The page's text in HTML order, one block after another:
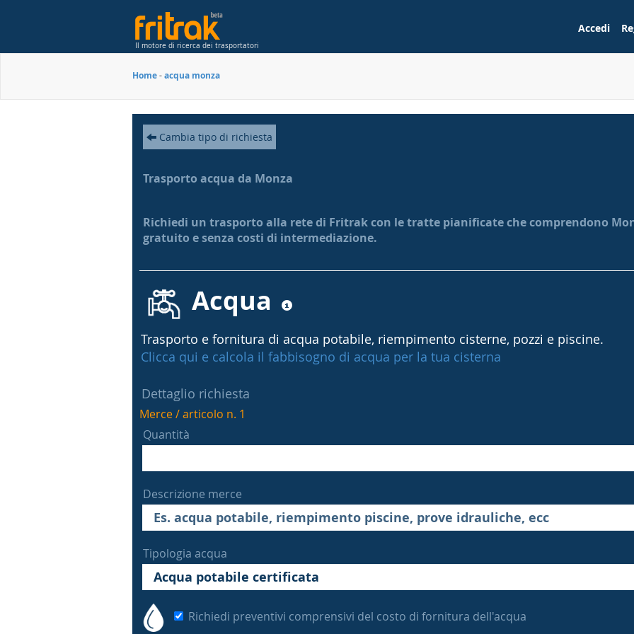
Il motore di ricerca dei trasportatori
Accedi
Home-acqua monza
Cambia tipo di richiesta
Trasporto acqua da Monza
Richiedi un trasporto alla rete di Fritrak con le tratte pianificate che comprendono
gratuito e senza costi di intermediazione.
Acqua
Trasporto e fornitura di acqua potabile, riempimento cisterne, pozzi e piscine.
Clicca qui e calcola il fabbisogno di acqua per la tua cisterna
Dettaglio richiesta
Merce / articolo n. 1
Quantità
Descrizione merce
Tipologia acqua
Richiedi preventivi comprensivi del costo di fornitura dell'acqua